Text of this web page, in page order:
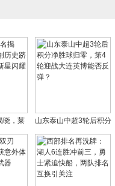
晓，莱
身前
耀
山东泰山中超3轮后积分
净胜球归零，第4轮迎战
大连英博能否反弹？